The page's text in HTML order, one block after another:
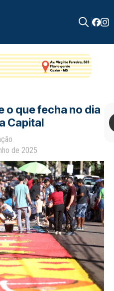
for:
o que fecha no dia
Capital
de 2025